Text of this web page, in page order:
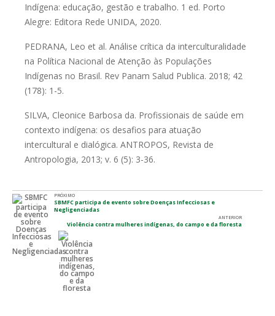
Indígena: educação, gestão e trabalho. 1 ed. Porto
Alegre: Editora Rede UNIDA, 2020.
PEDRANA, Leo et al. Análise crítica da interculturalidade
na Política Nacional de Atenção às Populações
Indígenas no Brasil. Rev Panam Salud Publica. 2018; 42
(178): 1-5.
SILVA, Cleonice Barbosa da. Profissionais de saúde em
contexto indígena: os desafios para atuação
intercultural e dialógica. ANTROPOS, Revista de
Antropologia, 2013; v. 6 (5): 3-36.
PRÓXIMO
SBMFC participa de evento sobre Doenças Infecciosas e
Negligenciadas
ANTERIOR
Violência contra mulheres indígenas, do campo e da floresta